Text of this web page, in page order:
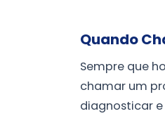
Quando
Sempre que
chamar um
diagnosticar